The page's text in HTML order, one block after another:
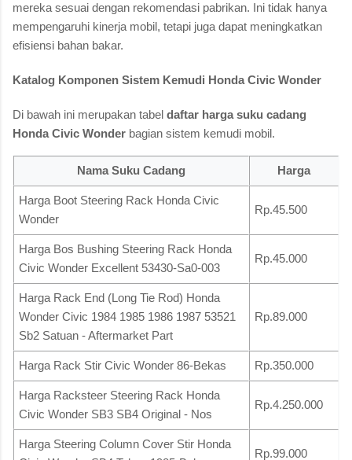
mereka sesuai dengan rekomendasi pabrikan. Ini tidak hanya
mempengaruhi kinerja mobil, tetapi juga dapat meningkatkan
efisiensi bahan bakar.
Katalog Komponen Sistem Kemudi Honda Civic Wonder
Di bawah ini merupakan tabel daftar harga suku cadang
Honda Civic Wonder bagian sistem kemudi mobil.
Nama Suku Cadang Harga
Harga Boot Steering Rack Honda Civic
Wonder
Rp.45.500
Harga Bos Bushing Steering Rack Honda
Civic Wonder Excellent 53430-Sa0-003
Rp.45.000
Harga Rack End (Long Tie Rod) Honda
Wonder Civic 1984 1985 1986 1987 53521
Sb2 Satuan - Aftermarket Part
Rp.89.000
Harga Rack Stir Civic Wonder 86-Bekas Rp.350.000
Harga Racksteer Steering Rack Honda
Civic Wonder SB3 SB4 Original - Nos
Rp.4.250.000
Harga Steering Column Cover Stir Honda
Rp.99.000